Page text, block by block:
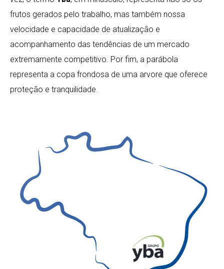
frutos gerados pelo trabalho, mas também nossa
velocidade e capacidade de atualização e
acompanhamento das tendências de um mercado
extremamente competitivo. Por fim, a parábola
representa a copa frondosa de uma arvore que oferece
proteção e tranquilidade.